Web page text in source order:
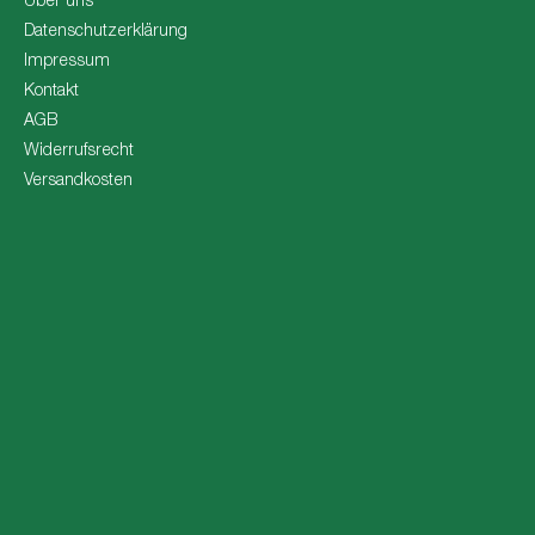
Datenschutzerklärung
Impressum
Kontakt
AGB
Widerrufsrecht
Versandkosten